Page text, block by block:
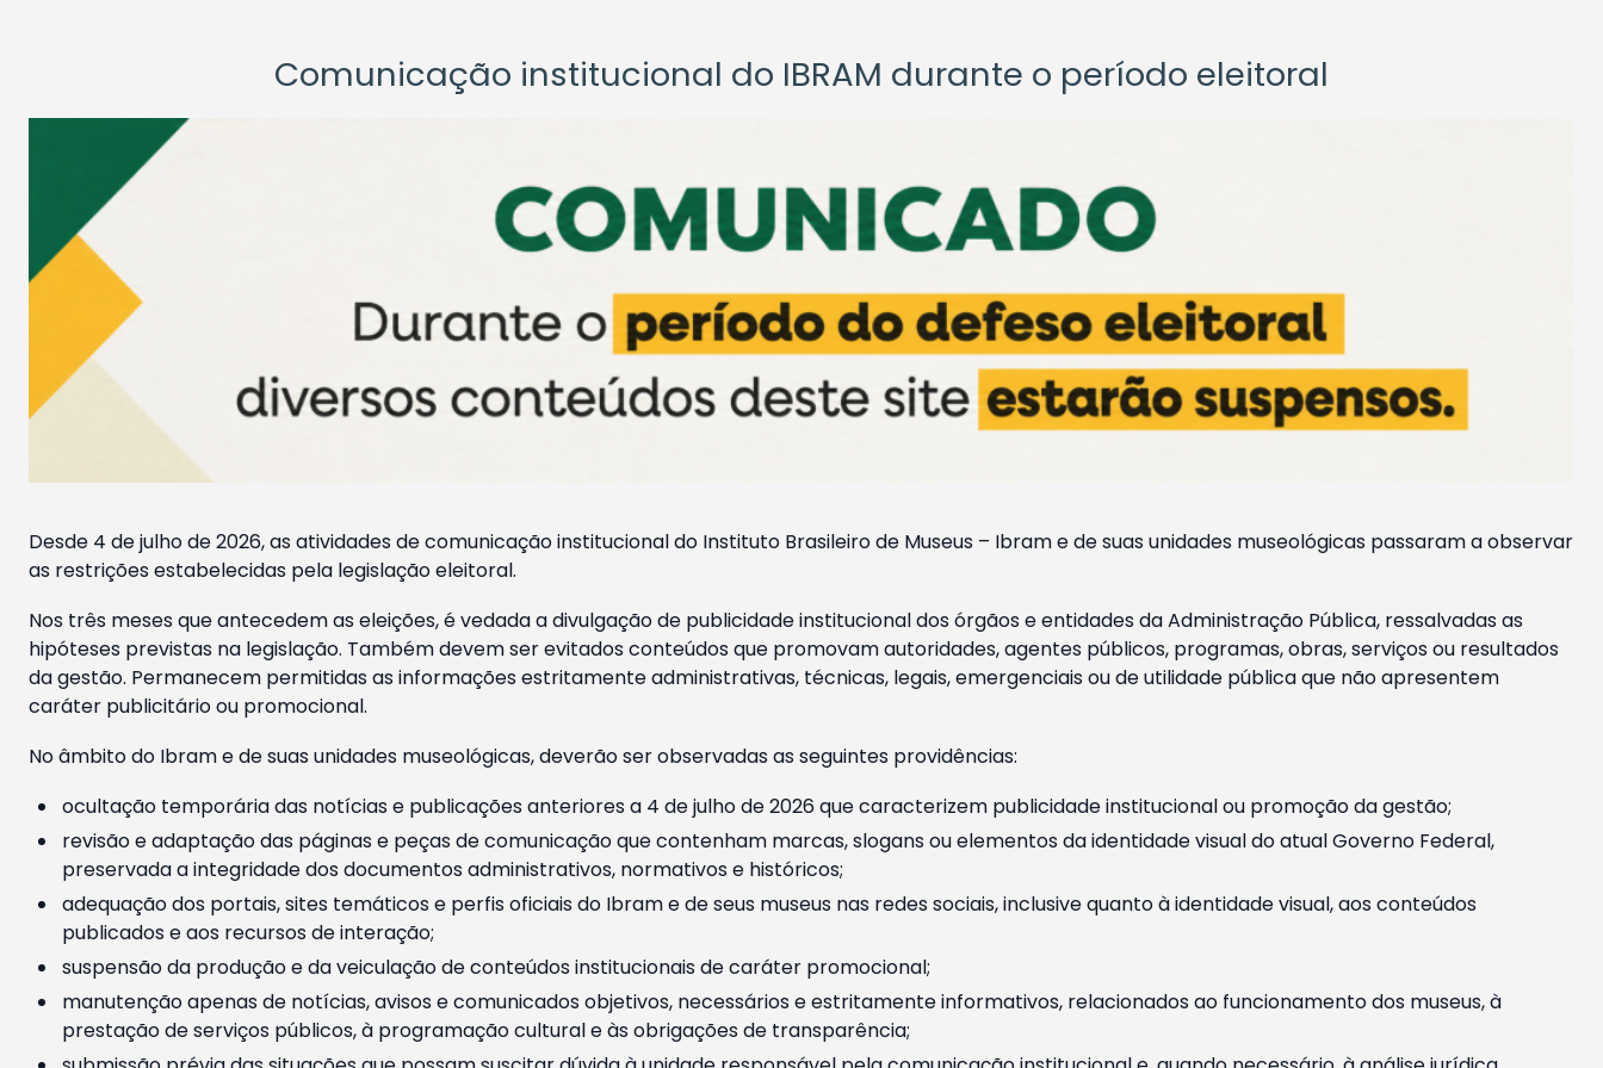
Comunicação institucional do IBRAM durante o período eleitoral
Desde 4 de julho de 2026, as atividades de comunicação institucional do Instituto Brasileiro de Museus – Ibram e de suas unidades museológicas passaram a observar
as restrições estabelecidas pela legislação eleitoral.
Nos três meses que antecedem as eleições, é vedada a divulgação de publicidade institucional dos órgãos e entidades da Administração Pública, ressalvadas as
hipóteses previstas na legislação. Também devem ser evitados conteúdos que promovam autoridades, agentes públicos, programas, obras, serviços ou resultados
da gestão. Permanecem permitidas as informações estritamente administrativas, técnicas, legais, emergenciais ou de utilidade pública que não apresentem
caráter publicitário ou promocional.
No âmbito do Ibram e de suas unidades museológicas, deverão ser observadas as seguintes providências:
ocultação temporária das notícias e publicações anteriores a 4 de julho de 2026 que caracterizem publicidade institucional ou promoção da gestão;
revisão e adaptação das páginas e peças de comunicação que contenham marcas, slogans ou elementos da identidade visual do atual Governo Federal,
preservada a integridade dos documentos administrativos, normativos e históricos;
adequação dos portais, sites temáticos e perfis oficiais do Ibram e de seus museus nas redes sociais, inclusive quanto à identidade visual, aos conteúdos
publicados e aos recursos de interação;
suspensão da produção e da veiculação de conteúdos institucionais de caráter promocional;
manutenção apenas de notícias, avisos e comunicados objetivos, necessários e estritamente informativos, relacionados ao funcionamento dos museus, à
prestação de serviços públicos, à programação cultural e às obrigações de transparência;